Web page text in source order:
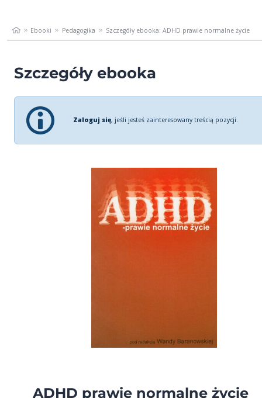
Ebooki Pedagogika Szczegóły ebooka: ADHD prawie normalne życie
Szczegóły ebooka
Zaloguj się, jeśli jesteś zainteresowany treścią pozycji.
ADHD prawie normalne życie